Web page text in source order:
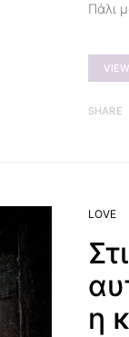
Πάλι
SHARE
LOVE
η